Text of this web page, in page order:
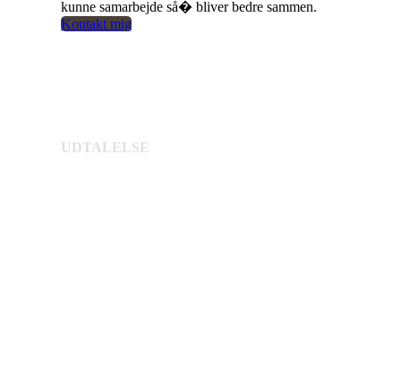
kunne samarbejde så� bliver bedre sammen.
Kontakt mig
UDTALELSE